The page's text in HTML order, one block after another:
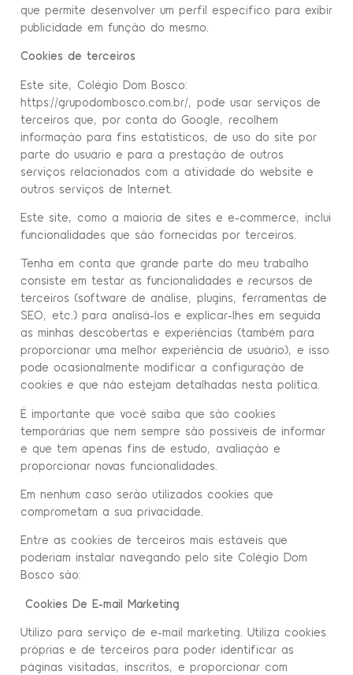
que permite desenvolver um perfil específico para exibir
publicidade em função do mesmo.
Cookies de terceiros
Este site, Colégio Dom Bosco:
https://grupodombosco.com.br/, pode usar serviços de
terceiros que, por conta do Google, recolhem
informação para fins estatísticos, de uso do site por
parte do usuário e para a prestação de outros
serviços relacionados com a atividade do website e
outros serviços de Internet.
Este site, como a maioria de sites e e-commerce, inclui
funcionalidades que são fornecidas por terceiros.
Tenha em conta que grande parte do meu trabalho
consiste em testar as funcionalidades e recursos de
terceiros (software de análise, plugins, ferramentas de
SEO, etc.) para analisá-los e explicar-lhes em seguida
as minhas descobertas e experiências (também para
proporcionar uma melhor experiência de usuário), e isso
pode ocasionalmente modificar a configuração de
cookies e que não estejam detalhadas nesta política.
É importante que você saiba que são cookies
temporárias que nem sempre são possíveis de informar
e que tem apenas fins de estudo, avaliação e
proporcionar novas funcionalidades.
Em nenhum caso serão utilizados cookies que
comprometam a sua privacidade.
Entre as cookies de terceiros mais estáveis que
poderiam instalar navegando pelo site Colégio Dom
Bosco são:
Cookies De E-mail Marketing
Utilizo para serviço de e-mail marketing. Utiliza cookies
próprias e de terceiros para poder identificar as
páginas visitadas, inscritos, e proporcionar com